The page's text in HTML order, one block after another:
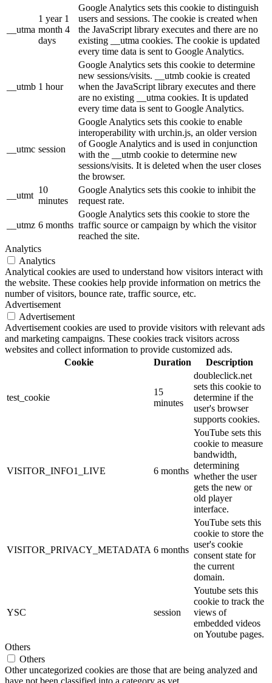
__utma
1 year 1
month 4
days
Google Analytics sets this cookie to distinguish
users and sessions. The cookie is created when
the JavaScript library executes and there are no
existing __utma cookies. The cookie is updated
every time data is sent to Google Analytics.
__utmb 1 hour
Google Analytics sets this cookie to determine
new sessions/visits. __utmb cookie is created
when the JavaScript library executes and there
are no existing __utma cookies. It is updated
every time data is sent to Google Analytics.
__utmc session
Google Analytics sets this cookie to enable
interoperability with urchin.js, an older version
of Google Analytics and is used in conjunction
with the __utmb cookie to determine new
sessions/visits. It is deleted when the user closes
the browser.
__utmt
10
minutes
Google Analytics sets this cookie to inhibit the
request rate.
__utmz 6 months
Google Analytics sets this cookie to store the
traffic source or campaign by which the visitor
reached the site.
Analytics
Analytics
Analytical cookies are used to understand how visitors interact with
the website. These cookies help provide information on metrics the
number of visitors, bounce rate, traffic source, etc.
Advertisement
Advertisement
Advertisement cookies are used to provide visitors with relevant ads
and marketing campaigns. These cookies track visitors across
websites and collect information to provide customized ads.
Cookie
Duration Description
test_cookie
15
minutes
doubleclick.net
sets this cookie to
determine if the
user's browser
supports cookies.
VISITOR_INFO1_LIVE 6 months
YouTube sets this
cookie to measure
bandwidth,
determining
whether the user
gets the new or
old player
interface.
VISITOR_PRIVACY_METADATA 6 months
YouTube sets this
cookie to store the
user's cookie
consent state for
the current
domain.
YSC session
Youtube sets this
cookie to track the
views of
embedded videos
on Youtube pages.
Others
Others
Other uncategorized cookies are those that are being analyzed and
have not been classified into a category as yet.